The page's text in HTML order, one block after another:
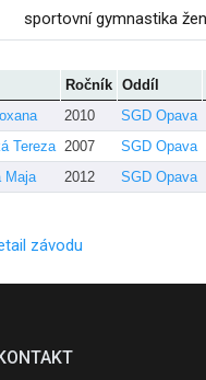
sportovní gymnastika žen
Ročník Oddíl
2010 SGD Opava
Tereza 2007 SGD Opava
Maja 2012 SGD Opava
závodu